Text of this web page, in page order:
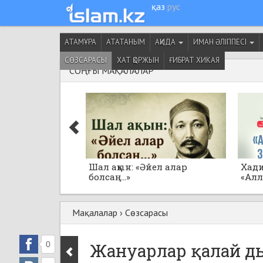
қаз рус
АТАМҰРА АТАТАНЫМ АҚИДА
ИМАН ӘЛІППЕСІ
СӨЗСАРАСЫ
ХАТ ҚОРЖЫН ҒИБРАТ ХИКАЯ
СОҢҒЫ МАҚАЛАЛАР
Шал ақын: «Әйел алар
болсаң...»
Мақалалар › Сөзсарасы
Жануарлар қалай
0